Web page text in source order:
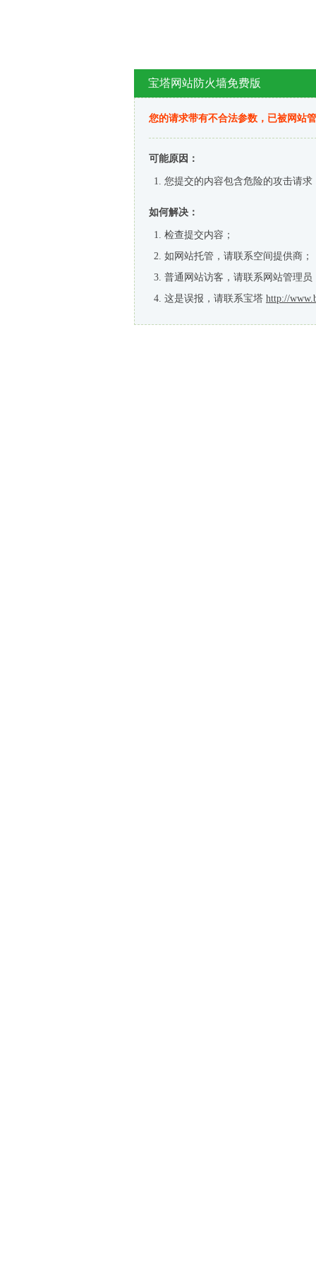
宝塔网站防火墙免费版
您的请求带有不合法参数，已被网站
可能原因：
您提交的内容包含危险的攻击请求
如何解决：
检查提交内容；
如网站托管，请联系空间提供商；
普通网站访客，请联系网站管理员
这是误报，请联系宝塔 http://